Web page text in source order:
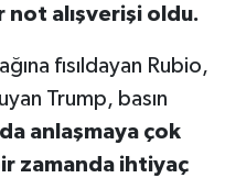
not alışverişi oldu.
fısıldayan Rubio,
Trump, basın
anlaşmaya çok
zamanda ihtiyaç